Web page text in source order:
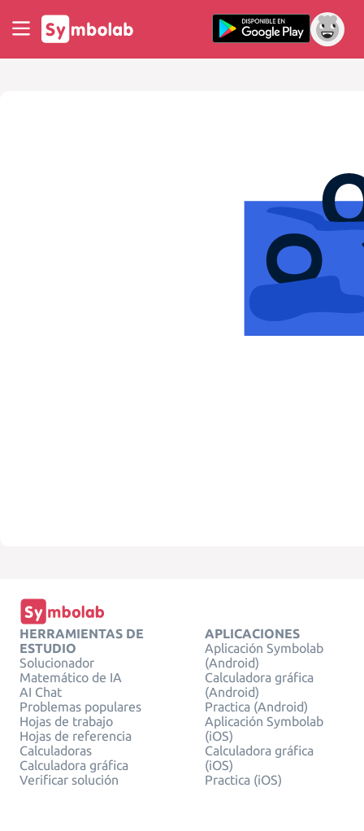
HERRAMIENTAS DE
ESTUDIO
Solucionador
Matemático de IA
AI Chat
Problemas populares
Hojas de trabajo
Hojas de referencia
Calculadoras
Calculadora gráfica
Verificar solución
APLICACIONES
Aplicación Symbolab
(Android)
Calculadora gráfica
(Android)
Practica (Android)
Aplicación Symbolab
(iOS)
Calculadora gráfica
(iOS)
Practica (iOS)